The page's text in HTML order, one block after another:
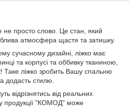
просто слово. Це стан, який
атмосфера щастя та затишку.
сучасному дизайні, ліжко має
та корпусі та оббивку тканиною,
ліжко зробить Вашу спальню
додасть стилю.
відрізнятись від реальних
продукції "КОМОД" може